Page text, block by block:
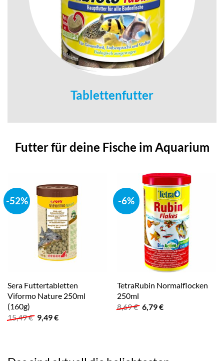
Tablettenfutter
Futter für deine Fische im Aquarium
-52%
Sera Futtertabletten
Viformo Nature 250ml
(160g)
15,49€ Ursprünglicher
9,49€Aktueller
-6%
TetraRubin Normalflocken
250ml
8,69€ Ursprünglicher
6,79€Aktueller